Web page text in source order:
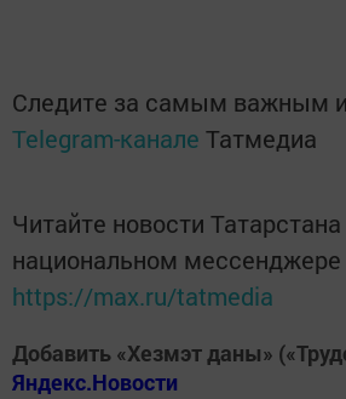
Следите за самым важным
Telegram-канале Татмедиа
Читайте новости Татарстана
национальном
https://max.ru/tatmedia
Добавить «Хезмэт даны»
Яндекс.Новости